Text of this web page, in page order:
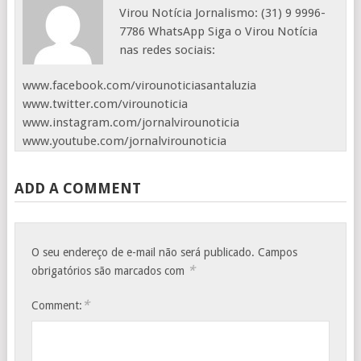
Virou Notícia Jornalismo: (31) 9 9996-
7786 WhatsApp Siga o Virou Notícia
nas redes sociais:
www.facebook.com/virounoticiasantaluzia
www.twitter.com/virounoticia
www.instagram.com/jornalvirounoticia
www.youtube.com/jornalvirounoticia
ADD A COMMENT
O seu endereço de e-mail não será publicado. Campos
obrigatórios são marcados com *
Comment: *